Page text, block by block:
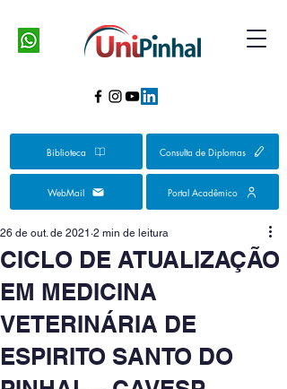
Biblioteca Consulta de Diplomas
WebMail Portal Acadêmico
CICLO DE ATUALIZAÇÃO
EM MEDICINA
VETERINÁRIA DE
ESPIRITO SANTO DO
26 de out. de 2021 2 min de leitura